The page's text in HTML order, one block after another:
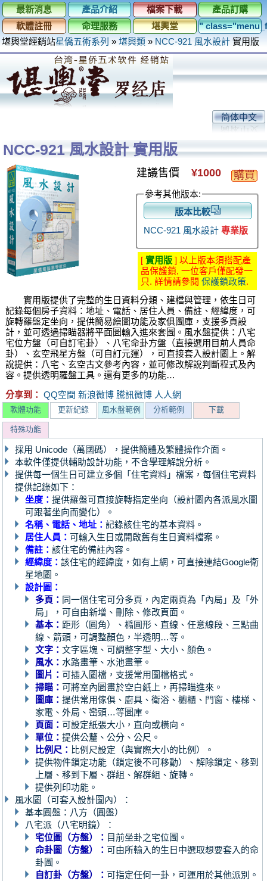
最新消息 產品介紹 檔案下載
產品訂購
軟體註冊
命理服務 堪輿堂
"
堪輿堂經銷站星僑五術系列 » 堪輿類 » NCC-921 風水設計 實用版
简体中文
NCC-921 風水設計 實用版
建議售價 ¥1000 購買
參考其他版本:
版本比較
NCC-921 風水設計專業版
[實用版 ] 以上版本須搭配產
品保護鎖, 一位客戶僅配發一
只. 詳情請參閱保護鎖政策.
實用版提供了完整的生日資料分類、建檔與管理，依生日可
記錄每個房子資料：地址、電話、居住人員、備註、經緯度，可
旋轉羅盤定坐向，提供簡易繪圖功能及家俱圖庫，支援多頁設
計，並可透過掃瞄器將平面圖輸入進來套圖。風水盤提供：八宅
宅位方盤（可自訂宅卦）、八宅命卦方盤（直接選用目前人員命
卦）、玄空飛星方盤（可自訂元運），可直接套入設計圖上。解
說提供：八宅、玄空古文參考內容，並可修改解說判斷程式及內
容。提供透明羅盤工具。還有更多的功能…
分享到： QQ空間 新浪微博 騰訊微博 人人網
軟體功能 更新紀錄 風水盤範例 分析範例 下載
特殊功能
採用 Unicode（萬國碼），提供簡體及繁體操作介面。
本軟件僅提供輔助設計功能，不含學理解說分析。
提供每一個生日可建立多個「住宅資料」檔案，每個住宅資料
提供記錄如下：
坐度：提供羅盤可直接旋轉指定坐向（設計圖內各派風水圖
可跟著坐向而變化）。
名稱、電話、地址：記錄該住宅的基本資料。
居住人員：可輸入生日或開啟舊有生日資料檔案。
備註：該住宅的備註內容。
經緯度：該住宅的經緯度，如有上網，可直接連結Google衛
星地圖。
設計圖：
多頁： 同一個住宅可分多頁，內定兩頁為「內局」及「外
局」，可自由新增、刪除、修改頁面。
基本： 距形（圓角）、橢圓形、直線、任意線段、三點曲
線、箭頭，可調整顏色，半透明…等。
文字：文字區塊、可調整字型、大小、顏色。
風水： 水路畫筆、水池畫筆。
圖片：可插入圖檔，支援常用圖檔格式。
掃瞄：可將室內圖畫於空白紙上，再掃瞄進來。
圖庫：提供常用傢俱、廚具、衛浴、櫥櫃、門窗、樓梯、
家電、外局、巒頭…等圖庫。
頁面：可設定紙張大小，直向或橫向。
單位：提供公釐、公分、公尺。
比例尺： 比例尺設定（與實際大小的比例）。
提供物件鎖定功能（鎖定後不可移動）、解除鎖定、移到
上層、移到下層、群組、解群組、旋轉。
提供列印功能。
風水圖（可套入設計圖內）：
基本圓盤：八方（圓盤）
八宅派（八宅明鏡）：
宅位圖（方盤）： 目前坐卦之宅位圖。
命卦圖（方盤）：可由所輸入的生日中選取想要套入的命
卦圖。
自訂卦（方盤）：可指定任何一卦，可運用於其他派別。